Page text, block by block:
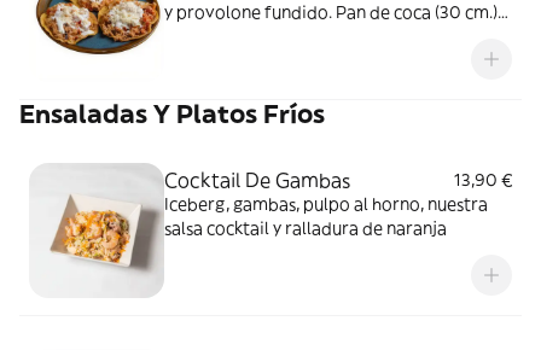
y provolone fundido. Pan de coca (30 cm.)
Ensaladas Y Platos Fríos
Cocktail De Gambas
13,90 €
Iceberg, gambas, pulpo al horno, nuestra
salsa cocktail y ralladura de naranja